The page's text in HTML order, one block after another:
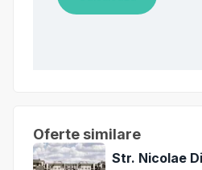
Oferte similare
Str. Nicolae